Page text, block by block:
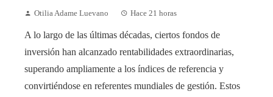
Otilia Adame Luevano Hace 21 horas
A lo largo de las últimas décadas, ciertos fondos de
inversión han alcanzado rentabilidades extraordinarias,
superando ampliamente a los índices de referencia y
convirtiéndose en referentes mundiales de gestión. Estos